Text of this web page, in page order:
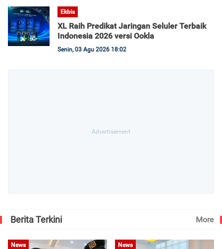
Ekbis
XL Raih Predikat Jaringan Seluler Terbaik
Indonesia 2026 versi Ookla
Senin, 03 Agu 2026 18:02
Berita Terkini More
News News